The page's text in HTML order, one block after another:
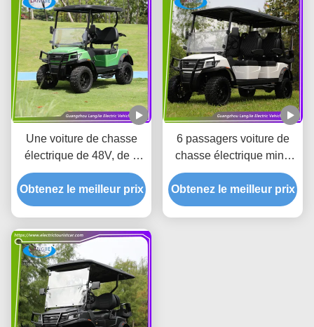
Une voiture de chasse
électrique de 48V, de 2
places, parfaite pour les
aventures hors route.
Obtenez le meilleur prix
6 passagers voiture de
chasse électrique mini-
bus alimenté par batterie
avec système de courant
alternatif 48V
Obtenez le meilleur prix